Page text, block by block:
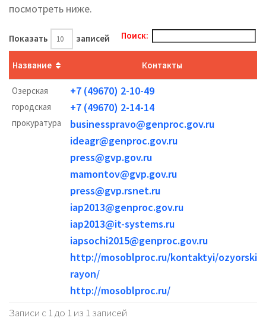
посмотреть ниже.
Показать записей Поиск:
Название Контакты
Озерская
городская
прокуратура
+7 (49670) 2-10-49
+7 (49670) 2-14-14
businesspravo@genproc.gov.ru
ideagr@genproc.gov.ru
press@gvp.gov.ru
mamontov@gvp.gov.ru
press@gvp.rsnet.ru
iap2013@genproc.gov.ru
iap2013@it-systems.ru
iapsochi2015@genproc.gov.ru
http://mosoblproc.ru/kontaktyi/ozyorskiy-
rayon/
http://mosoblproc.ru/
Записи с 1 до 1 из 1 записей